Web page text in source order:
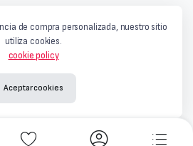
de compra personalizada, nuestro sitio
utiliza cookies.
cookie policy
Aceptar cookies